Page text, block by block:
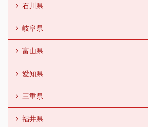
石川県
岐阜県
富山県
愛知県
三重県
福井県